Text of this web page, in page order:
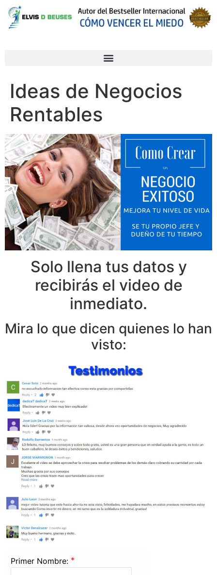
Ideas de Negocios
Rentables
Solo llena tus datos y
recibirás el video de
inmediato.
Mira lo que dicen quienes lo han
visto:
Primer Nombre: *